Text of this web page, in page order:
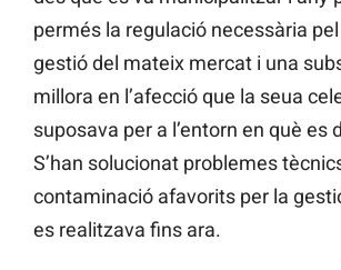
permés la regulació necessària
gestió del mateix mercat i una
millora en l’afecció que la seua
suposava per a l’entorn en què es
S’han solucionat problemes
contaminació afavorits per la
es realitzava fins ara.